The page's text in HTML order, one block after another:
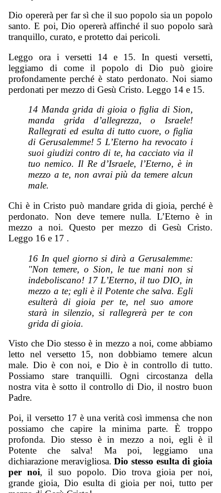
Dio opererà per far sì che il suo popolo sia un popolo
santo. E poi, Dio opererà affinché il suo popolo sarà
tranquillo, curato, e protetto dai pericoli.
Leggo ora i versetti 14 e 15. In questi versetti,
leggiamo di come il popolo di Dio può gioire
profondamente perché è stato perdonato. Noi siamo
perdonati per mezzo di Gesù Cristo. Leggo 14 e 15.
14 Manda grida di gioia o figlia di Sion,
manda grida d’allegrezza, o Israele!
Rallegrati ed esulta di tutto cuore, o figlia
di Gerusalemme! 5 L’Eterno ha revocato i
suoi giudizi contro di te, ha cacciato via il
tuo nemico. Il Re d’Israele, l’Eterno, è in
mezzo a te, non avrai più da temere alcun
male.
Chi è in Cristo può mandare grida di gioia, perché è
perdonato. Non deve temere nulla. L’Eterno è in
mezzo a noi. Questo per mezzo di Gesù Cristo.
Leggo 16 e 17 .
16 In quel giorno si dirà a Gerusalemme:
"Non temere, o Sion, le tue mani non si
indeboliscano! 17 L’Eterno, il tuo DIO, in
mezzo a te; egli è il Potente che salva. Egli
esulterà di gioia per te, nel suo amore
starà in silenzio, si rallegrerà per te con
grida di gioia.
Visto che Dio stesso è in mezzo a noi, come abbiamo
letto nel versetto 15, non dobbiamo temere alcun
male. Dio è con noi, e Dio è in controllo di tutto.
Possiamo stare tranquilli. Ogni circostanza della
nostra vita è sotto il controllo di Dio, il nostro buon
Padre.
Poi, il versetto 17 è una verità così immensa che non
possiamo che capire la minima parte. È troppo
profonda. Dio stesso è in mezzo a noi, egli è il
Potente che salva! Ma poi, leggiamo una
dichiarazione meravigliosa.Dio stesso esulta di gioia
per noi, il suo popolo. Dio trova gioia per noi,
grande gioia, Dio esulta di gioia per noi, tutto per